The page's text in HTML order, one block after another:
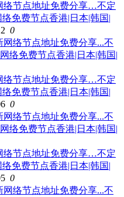
络节点地址免费分享…不定
免费节点香港|日本|韩国|
0
络节点地址免费分享…不定
免费节点香港|日本|韩国|
0
络节点地址免费分享…不定
免费节点香港|日本|韩国|
0